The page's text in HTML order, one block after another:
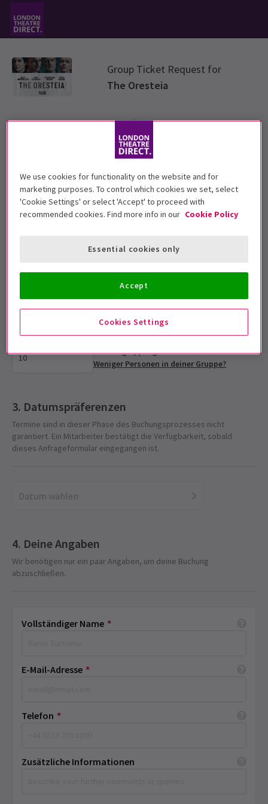
Group Ticket Request for
The Oresteia
Gruppentyp wählen
Bitte wähle unten einen Ticketgruppen-Typ aus
Standard Group
Gruppengröße wählen
Bitte gib die für deine Gruppe benötigte Ticketanzahl ein
Mindestgruppengröße: 10
Weniger Personen in deiner Gruppe?
Datumspräferenzen
Termine sind in dieser Phase des Buchungsprozesses nicht
garantiert. Ein Mitarbeiter bestätigt die Verfügbarkeit, sobald
dieses Anfrageformular eingegangen ist.
Datum wählen
Deine Angaben
Wir benötigen nur ein paar Angaben, um deine Buchung
abzuschließen.
Vollständiger Name *
E-Mail-Adresse *
Telefon *
Zusätzliche Informationen
We use cookies for functionality on the website and for
marketing purposes. To control which cookies we set, select
'Cookie Settings' or select 'Accept' to proceed with
recommended cookies. Find more info in our Cookie Policy
Cookies Settings
Essential cookies only
Accept